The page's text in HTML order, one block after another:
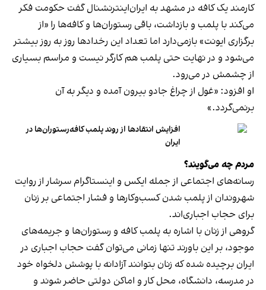
کارمند یک کافه در مشهد به ایران‌اینترنشنال گفت حکومت فکر
می‌کند با پلمب و بازداشت، باقی رستوران‌ها و کافه‌ها را «از
برگزاری ایونت» بازمی‌دارد اما تعداد این رخدادها روز به روز بیشتر
می‌شود و در نهایت حتی پلمب هم کارگر نیست و مراسم بسیاری
از چشمش در می‌رود.
او افزود: «غول از چراغ جادو بیرون آمده و دیگر به آن
برنمی‎‌گردد.»
افزایش انتقادها از روند پلمب کافه‌رستوران‌ها در
ایران
مردم چه می‌گویند؟
رسانه‎‌های اجتماعی از جمله ایکس و اینستاگرام سرشار از روایت
شهروندان از پلمب شدن کسب‌وکارها و فشار اجتماعی بر زنان
برای حجاب اجباری‌اند.
گروهی از زنان با اشاره به پلمب کافه و رستوران‌ها و جریمه‌های
موجود، بر این باورند تنها زمانی می‌توان گفت حجاب اجباری در
ایران برچیده شده که زنان بتوانند آزادانه با پوشش دلخواه خود
در مدرسه، دانشگاه، محل کار و اماکن دولتی حاضر شوند و